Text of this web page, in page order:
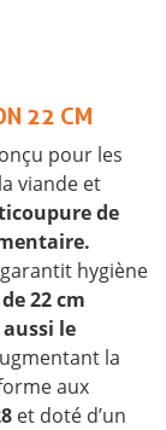
22 CM
pour les
viande et
de
hygiène
22 cm
le
la
aux
et doté d’un